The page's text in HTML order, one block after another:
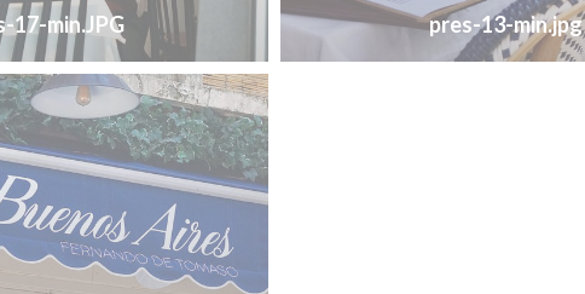
17-min.JPG
pres-13-min.jpg